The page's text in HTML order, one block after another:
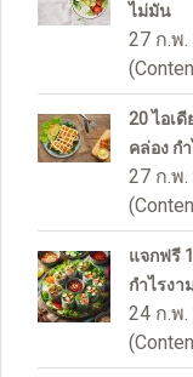
ไม่มัน
27 ก.พ.
20 ไอเ
คล่อง ก
27 ก.พ.
แจกฟรี
กำไรงา
24 ก.พ.